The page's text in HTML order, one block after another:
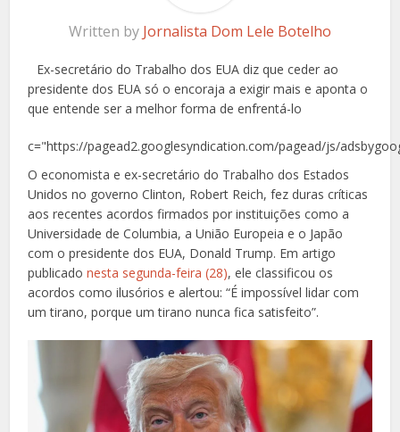
Written by Jornalista Dom Lele Botelho
Ex-secretário do Trabalho dos EUA diz que ceder ao
presidente dos EUA só o encoraja a exigir mais e aponta o
que entende ser a melhor forma de enfrentá-lo
c="https://pagead2.googlesyndication.com/pagead/js/
O economista e ex-secretário do Trabalho dos Estados
Unidos no governo Clinton, Robert Reich, fez duras críticas
aos recentes acordos firmados por instituições como a
Universidade de Columbia, a União Europeia e o Japão
com o presidente dos EUA, Donald Trump. Em artigo
publicadonesta segunda-feira (28), ele classificou os
acordos como ilusórios e alertou: “É impossível lidar com
um tirano, porque um tirano nunca fica satisfeito”.